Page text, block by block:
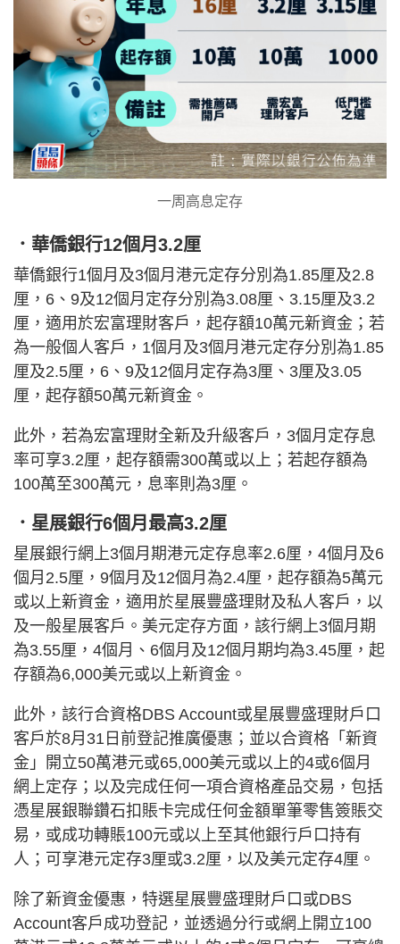
一周高息定存
．華僑銀行12個月3.2厘
華僑銀行1個月及3個月港元定存分別為1.85厘及2.8
厘，6、9及12個月定存分別為3.08厘、3.15厘及3.2
厘，適用於宏富理財客戶，起存額10萬元新資金；若
為一般個人客戶，1個月及3個月港元定存分別為1.85
厘及2.5厘，6、9及12個月定存為3厘、3厘及3.05
厘，起存額50萬元新資金。
此外，若為宏富理財全新及升級客戶，3個月定存息
率可享3.2厘，起存額需300萬或以上；若起存額為
100萬至300萬元，息率則為3厘。
．星展銀行6個月最高3.2厘
星展銀行網上3個月期港元定存息率2.6厘，4個月及6
個月2.5厘，9個月及12個月為2.4厘，起存額為5萬元
或以上新資金，適用於星展豐盛理財及私人客戶，以
及一般星展客戶。美元定存方面，該行網上3個月期
為3.55厘，4個月、6個月及12個月期均為3.45厘，起
存額為6,000美元或以上新資金。
此外，該行合資格DBS Account或星展豐盛理財戶口
客戶於8月31日前登記推廣優惠；並以合資格「新資
金」開立50萬港元或65,000美元或以上的4或6個月
網上定存；以及完成任何一項合資格產品交易，包括
憑星展銀聯鑽石扣賬卡完成任何金額單筆零售簽賬交
易，或成功轉賬100元或以上至其他銀行戶口持有
人；可享港元定存3厘或3.2厘，以及美元定存4厘。
除了新資金優惠，特選星展豐盛理財戶口或DBS
Account客戶成功登記，並透過分行或網上開立100